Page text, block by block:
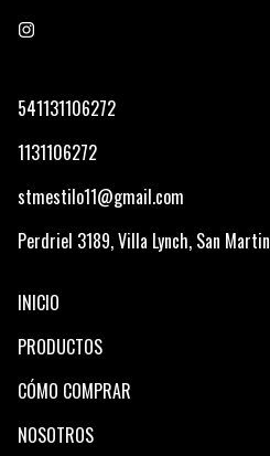
541131106272
1131106272
stmestilo11@gmail.com
Perdriel 3189, Villa Lynch, San Martin
INICIO
PRODUCTOS
CÓMO COMPRAR
NOSOTROS